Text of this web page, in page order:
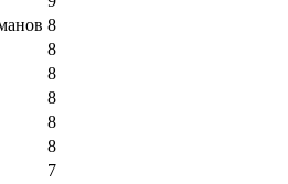
8
8
8
8
8
8
7